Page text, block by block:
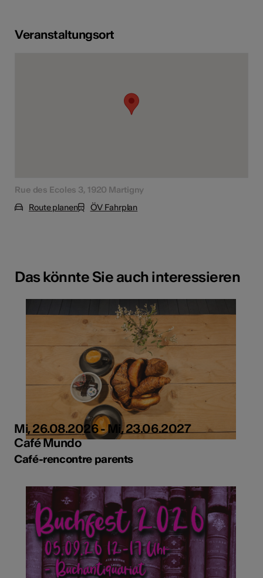
Veranstaltungsort
Rue des Ecoles 3, 1920 Martigny
Route planen
ÖV Fahrplan
Das könnte Sie auch interessieren
Mi, 26.08.2026 - Mi, 23.06.2027
Café Mundo
Café-rencontre parents